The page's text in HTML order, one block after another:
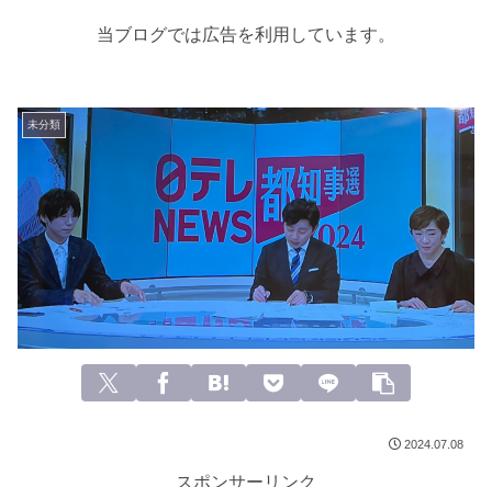
当ブログでは広告を利用しています。
未分類
2024.07.08
スポンサーリンク